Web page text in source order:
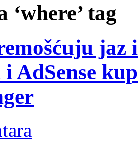
tag
jaz
AdSense